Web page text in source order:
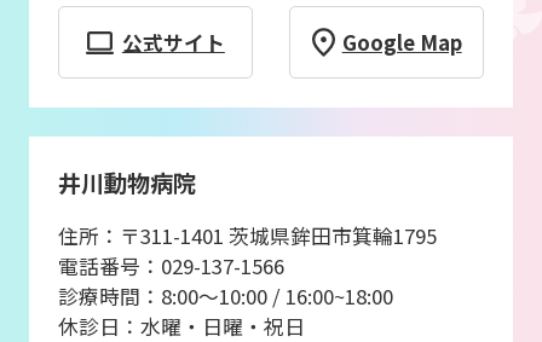
公式サイト Google Map
井川動物病院
住所：〒311-1401 茨城県鉾田市箕輪1795
電話番号：029-137-1566
診療時間：8:00～10:00 / 16:00~18:00
休診日：水曜・日曜・祝日